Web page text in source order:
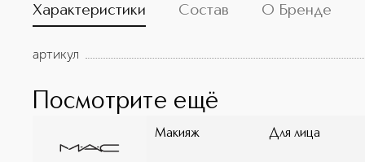
Характеристики Состав О Бренде
артикул
Посмотрите ещё
Макияж Для лица